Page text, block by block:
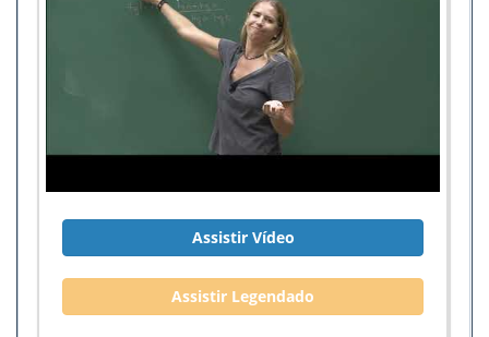
Assistir Vídeo
Assistir Legendado